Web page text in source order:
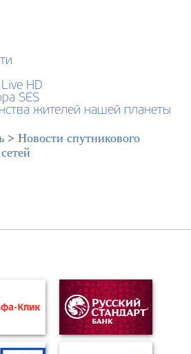
HD
SES
жителей нашей планеты
> Новости спутникового